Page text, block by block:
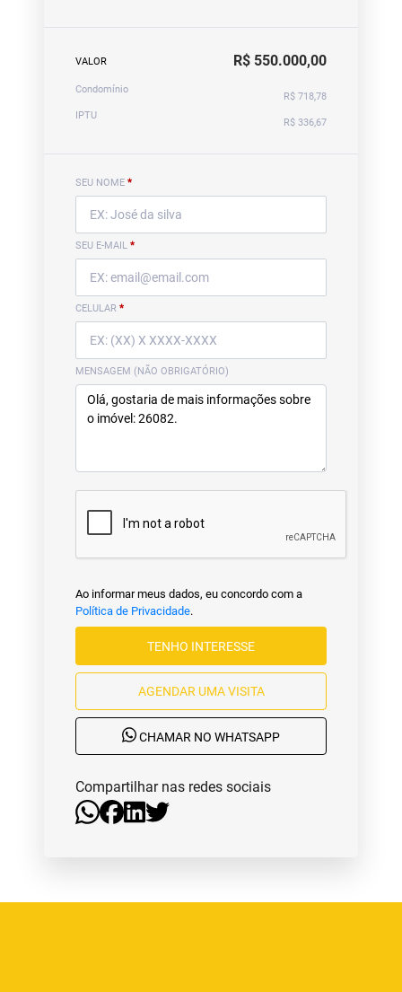
VALOR R$ 550.000,00
Condomínio
R$ 718,78
IPTU
R$ 336,67
SEU NOME *
SEU E-MAIL *
CELULAR *
MENSAGEM (NÃO OBRIGATÓRIO)
Ao informar meus dados, eu concordo com a
Política de Privacidade.
TENHO INTERESSE
AGENDAR UMA VISITA
CHAMAR NO WHATSAPP
Compartilhar nas redes sociais